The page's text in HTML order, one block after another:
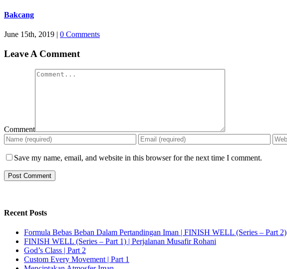
Bakcang
June 15th, 2019 | 0 Comments
Leave A Comment
Comment
Save my name, email, and website in this browser for the next time I comment.
Recent Posts
Formula Bebas Beban Dalam Pertandingan Iman | FINISH WELL (Series – Part 2)
FINISH WELL (Series – Part 1) | Perjalanan Musafir Rohani
God’s Class | Part 2
Custom Every Movement | Part 1